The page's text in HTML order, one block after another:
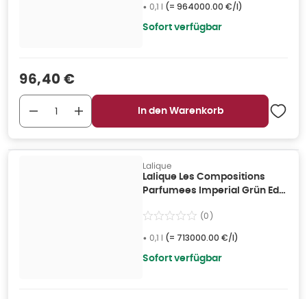
• 0,1 l (= 964000.00 €/l)
Sofort verfügbar
Verkaufspreis
96,40 €
In den Warenkorb
Lalique
Lalique Les Compositions
Parfumees Imperial Grün EdP
(0)
• 0,1 l (= 713000.00 €/l)
Sofort verfügbar